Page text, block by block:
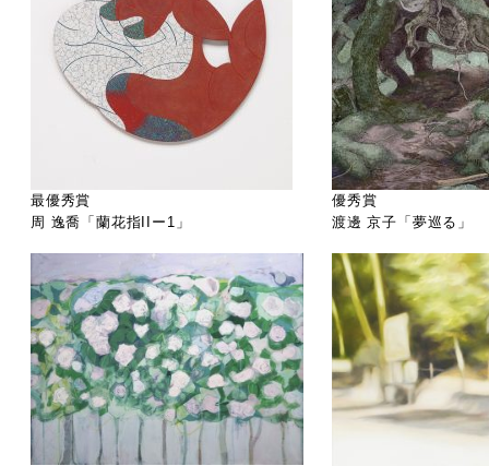
最優秀賞
周 逸喬「蘭花指IIー1」
優秀賞
渡邊 京子「夢巡る」